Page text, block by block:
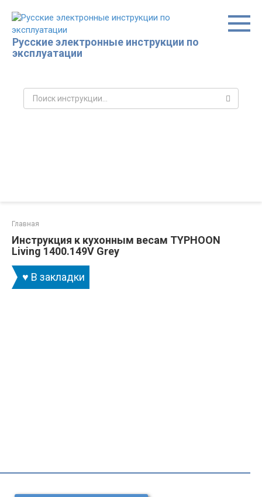
контенту
Русские электронные инструкции по
эксплуатации
Поиск:
Главная
Инструкция к кухонным весам TYPHOON
Living 1400.149V Grey
♥ В закладки